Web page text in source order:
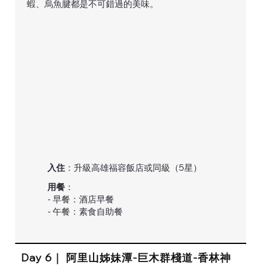
入住：升級高雄福容飯店或同級（5星）
用餐：
- 早餐：酒店早餐
- 午餐：素食自助餐
蝦、烏魚腱都是不可錯過的美味。
Day 6｜ 阿里山姊妹潭-巨木群棧道-香林神